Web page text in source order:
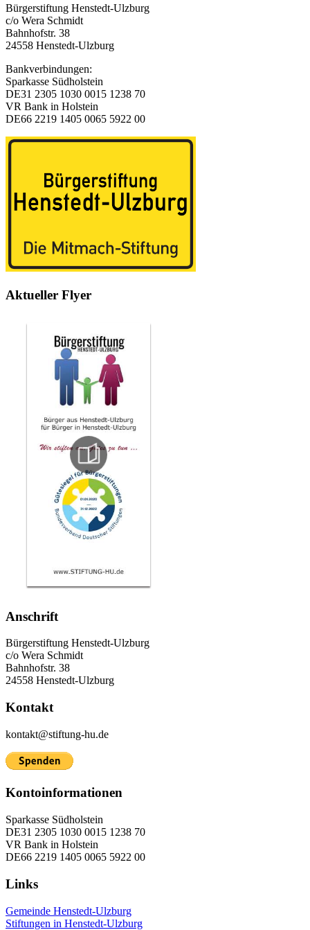
Bürgerstiftung Henstedt-Ulzburg
c/o Wera Schmidt
Bahnhofstr. 38
24558 Henstedt-Ulzburg
Bankverbindungen:
Sparkasse Südholstein
DE31 2305 1030 0015 1238 70
VR Bank in Holstein
DE66 2219 1405 0065 5922 00
Aktueller Flyer
Anschrift
Bürgerstiftung Henstedt-Ulzburg
c/o Wera Schmidt
Bahnhofstr. 38
24558 Henstedt-Ulzburg
Kontakt
kontakt@stiftung-hu.de
Kontoinformationen
Sparkasse Südholstein
DE31 2305 1030 0015 1238 70
VR Bank in Holstein
DE66 2219 1405 0065 5922 00
Links
Gemeinde Henstedt-Ulzburg
Stiftungen in Henstedt-Ulzburg